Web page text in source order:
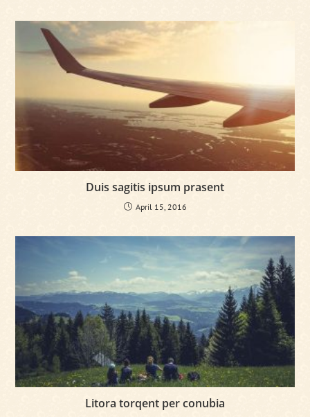
Duis sagitis ipsum prasent
April 15, 2016
Litora torqent per conubia